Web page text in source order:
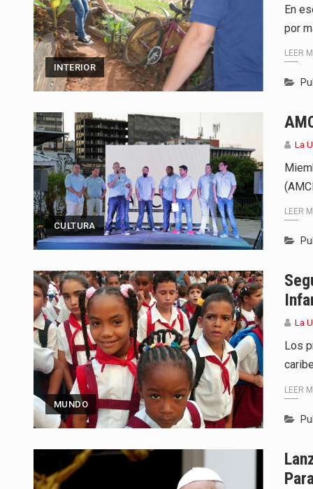
INTERIOR
En
por
LEER
CULTURA
La
LEER
MUNDO
La
Los
LEER